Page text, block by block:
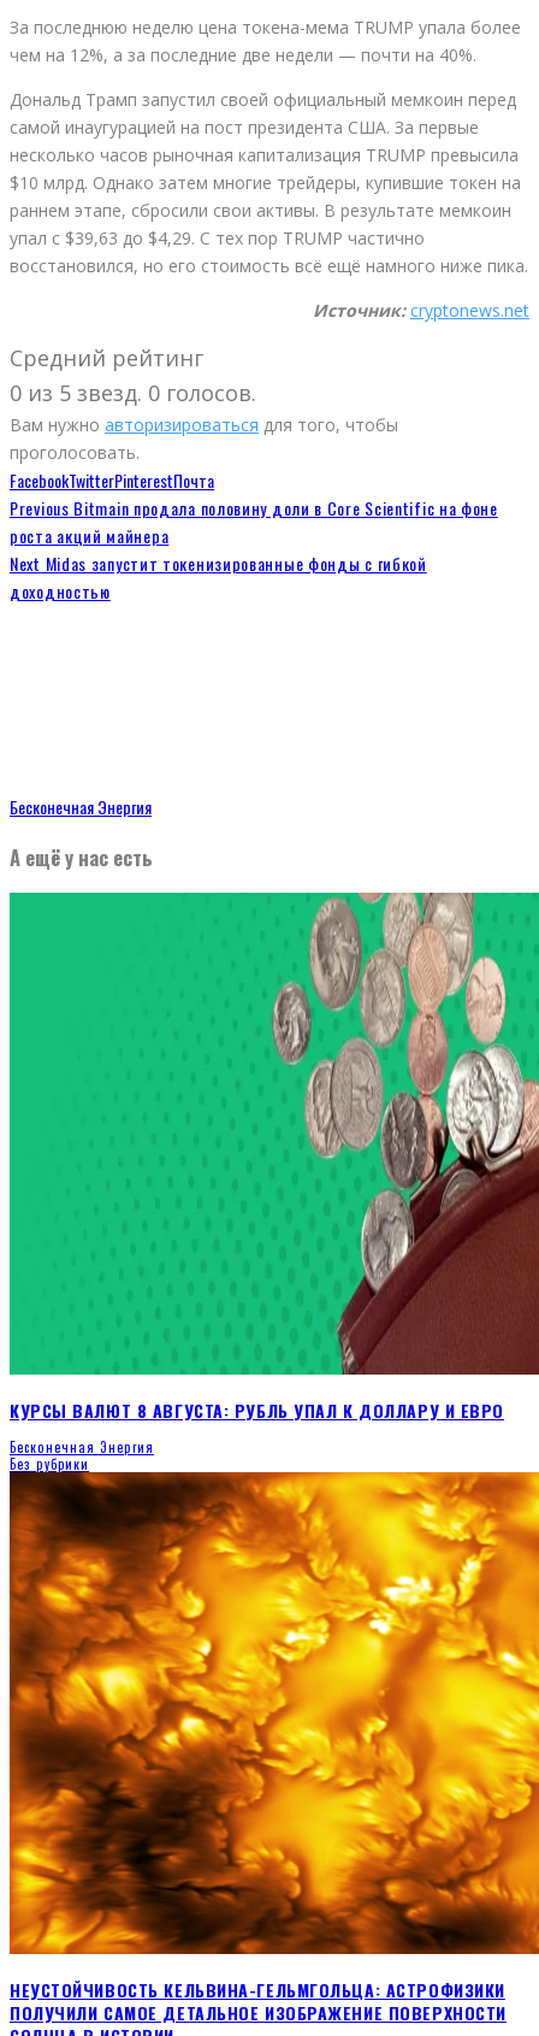
За последнюю неделю цена токена-мема TRUMP упала более
чем на 12%, а за последние две недели — почти на 40%.
Дональд Трамп запустил своей официальный мемкоин перед
самой инаугурацией на пост президента США. За первые
несколько часов рыночная капитализация TRUMP превысила
$10 млрд. Однако затем многие трейдеры, купившие токен на
раннем этапе, сбросили свои активы. В результате мемкоин
упал с $39,63 до $4,29. С тех пор TRUMP частично
восстановился, но его стоимость всё ещё намного ниже пика.
Источник: cryptonews.net
Средний рейтинг
0 из 5 звезд. 0 голосов.
Вам нужно авторизироваться для того, чтобы
проголосовать.
FacebookTwitterPinterestПочта
Previous Bitmain продала половину доли в Core Scientific на фоне
роста акций майнера
Next Midas запустит токенизированные фонды с гибкой
доходностью
Бесконечная Энергия
А ещё у нас есть
КУРСЫ ВАЛЮТ 8 АВГУСТА: РУБЛЬ УПАЛ К ДОЛЛАРУ И ЕВРО
Бесконечная Энергия
Без рубрики
НЕУСТОЙЧИВОСТЬ КЕЛЬВИНА-ГЕЛЬМГОЛЬЦА: АСТРОФИЗИКИ
ПОЛУЧИЛИ САМОЕ ДЕТАЛЬНОЕ ИЗОБРАЖЕНИЕ ПОВЕРХНОСТИ